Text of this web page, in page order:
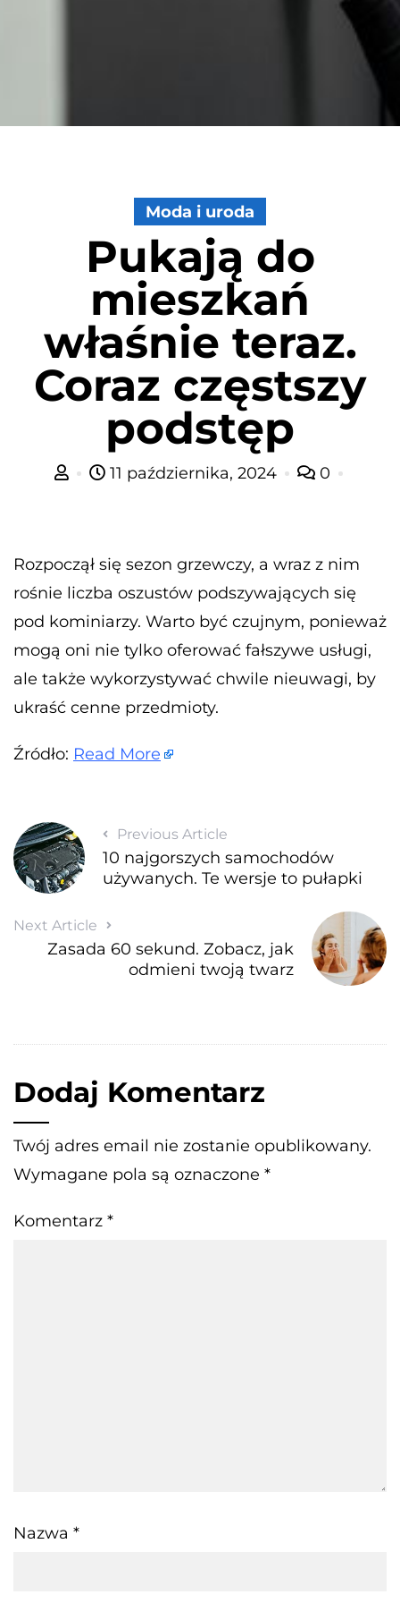
Moda i uroda
Pukają do
mieszkań
właśnie teraz.
Coraz częstszy
podstęp
11 października, 2024 0
Rozpoczął się sezon grzewczy, a wraz z nim
rośnie liczba oszustów podszywających się
pod kominiarzy. Warto być czujnym, ponieważ
mogą oni nie tylko oferować fałszywe usługi,
ale także wykorzystywać chwile nieuwagi, by
ukraść cenne przedmioty.
Źródło: Read More
Previous Article
10 najgorszych samochodów
używanych. Te wersje to pułapki
Next Article
Zasada 60 sekund. Zobacz, jak
odmieni twoją twarz
Dodaj Komentarz
Twój adres email nie zostanie opublikowany.
Wymagane pola są oznaczone *
Komentarz *
Nazwa *